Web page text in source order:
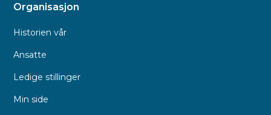
Organisasjon
Historien vår
Ansatte
Ledige stillinger
Min side